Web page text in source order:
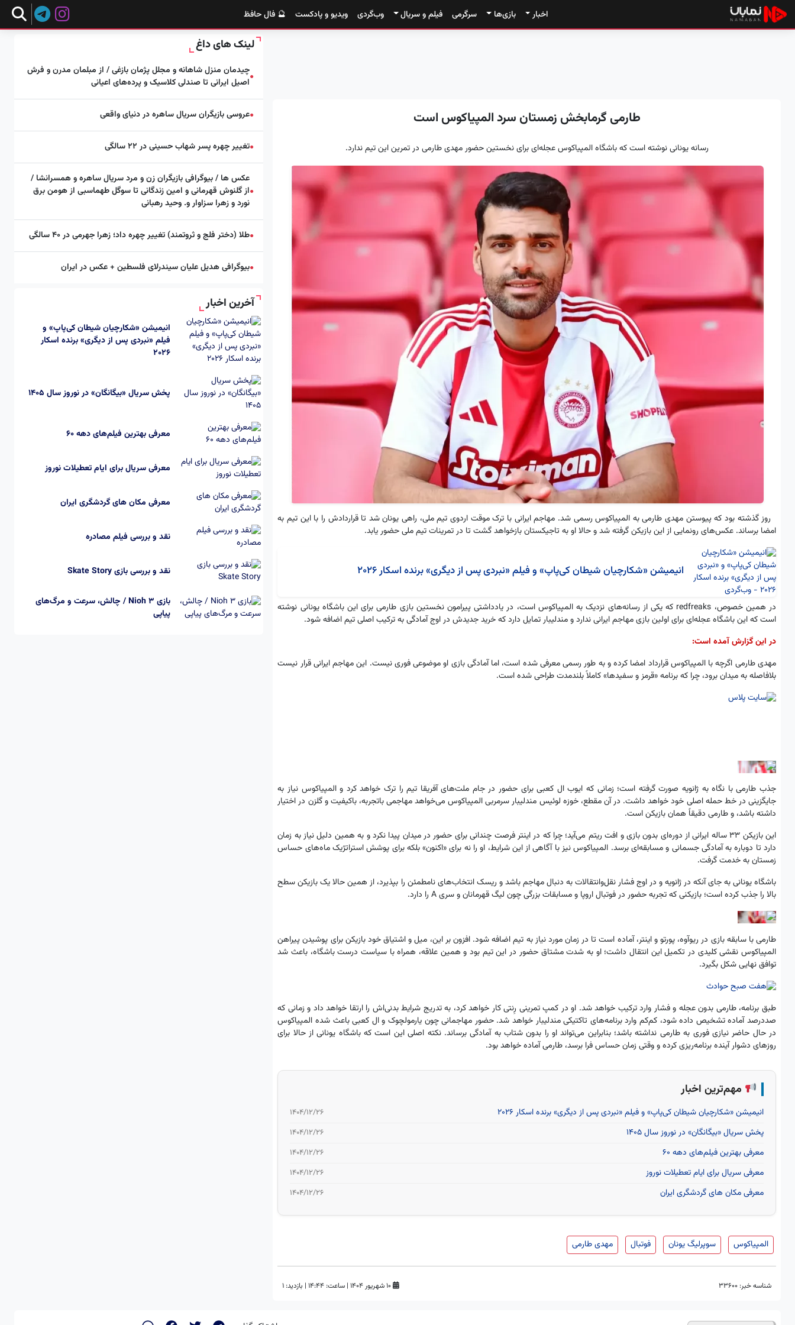
اخبار بازی‌ها سرگرمی فیلم و سریال وب‌گردی ویدیو و پادکست 🔮 فال حافظ
طارمی گرمابخش زمستان سرد المپیاکوس است
رسانه یونانی نوشته است که باشگاه المپیاکوس عجله‌ای برای نخستین حضور مهدی طارمی در تمرین این تیم ندارد.
روز گذشته بود که پیوستن مهدی طارمی به المپیاکوس رسمی شد. مهاجم ایرانی با ترک موقت اردوی تیم ملی، راهی یونان شد تا قراردادش را با این تیم به
امضا برساند. عکس‌های رونمایی از این بازیکن گرفته شد و حالا او به تاجیکستان بازخواهد گشت تا در تمرینات تیم ملی حضور یابد.
انیمیشن «شکارچیان شیطان کی‌پاپ» و فیلم «نبردی پس از دیگری» برنده اسکار 2026
در همین خصوص، redfreaks که یکی از رسانه‌های نزدیک به المپیاکوس است، در یادداشتی پیرامون نخستین بازی طارمی برای این باشگاه یونانی نوشته
است که این باشگاه عجله‌ای برای اولین بازی مهاجم ایرانی ندارد و مندلیبار تمایل دارد که خرید جدیدش در اوج آمادگی به ترکیب اصلی تیم اضافه شود.
در این گزارش آمده است:
مهدی طارمی اگرچه با المپیاکوس قرارداد امضا کرده و به طور رسمی معرفی شده است، اما آمادگی بازی او موضوعی فوری نیست. این مهاجم ایرانی قرار نیست
بلافاصله به میدان برود، چرا که برنامه «قرمز و سفیدها» کاملاً بلندمدت طراحی شده است.
جذب طارمی با نگاه به ژانویه صورت گرفته است؛ زمانی که ایوب ال کعبی برای حضور در جام ملت‌های آفریقا تیم را ترک خواهد کرد و المپیاکوس نیاز به
جایگزینی در خط حمله اصلی خود خواهد داشت. در آن مقطع، خوزه لوئیس مندلیبار سرمربی المپیاکوس می‌خواهد مهاجمی باتجربه، باکیفیت و گلزن در اختیار
داشته باشد، و طارمی دقیقاً همان بازیکن است.
این بازیکن ۳۳ ساله ایرانی از دوره‌ای بدون بازی و افت ریتم می‌آید؛ چرا که در اینتر فرصت چندانی برای حضور در میدان پیدا نکرد و به همین دلیل نیاز به زمان
دارد تا دوباره به آمادگی جسمانی و مسابقه‌ای برسد. المپیاکوس نیز با آگاهی از این شرایط، او را نه برای «اکنون» بلکه برای پوشش استراتژیک ماه‌های حساس
زمستان به خدمت گرفت.
باشگاه یونانی به جای آنکه در ژانویه و در اوج فشار نقل‌وانتقالات به دنبال مهاجم باشد و ریسک انتخاب‌های نامطمئن را بپذیرد، از همین حالا یک بازیکن سطح
بالا را جذب کرده است؛ بازیکنی که تجربه حضور در فوتبال اروپا و مسابقات بزرگی چون لیگ قهرمانان و سری A را دارد.
طارمی با سابقه بازی در ریوآوه، پورتو و اینتر، آماده است تا در زمان مورد نیاز به تیم اضافه شود. افزون بر این، میل و اشتیاق خود بازیکن برای پوشیدن پیراهن
المپیاکوس نقشی کلیدی در تکمیل این انتقال داشت؛ او به شدت مشتاق حضور در این تیم بود و همین علاقه، همراه با سیاست درست باشگاه، باعث شد
توافق نهایی شکل بگیرد.
طبق برنامه، طارمی بدون عجله و فشار وارد ترکیب خواهد شد. او در کمپ تمرینی رِنتی کار خواهد کرد، به تدریج شرایط بدنی‌اش را ارتقا خواهد داد و زمانی که
صددرصد آماده تشخیص داده شود، کم‌کم وارد برنامه‌های تاکتیکی مندلیبار خواهد شد. حضور مهاجمانی چون یارمولچوک و ال کعبی باعث شده المپیاکوس
در حال حاضر نیازی فوری به طارمی نداشته باشد؛ بنابراین می‌تواند او را بدون شتاب به آمادگی برساند. نکته اصلی این است که باشگاه یونانی از حالا برای
روزهای دشوار آینده برنامه‌ریزی کرده و وقتی زمان حساس فرا برسد، طارمی آماده خواهد بود.
مهم‌ترین اخبار
انیمیشن «شکارچیان شیطان کی‌پاپ» و فیلم «نبردی پس از دیگری» برنده اسکار 2026 ۱۴۰۴/۱۲/۲۶
پخش سریال «بیگانگان» در نوروز سال ۱۴۰۵ ۱۴۰۴/۱۲/۲۶
معرفی بهترین فیلم‌های دهه ۶۰ ۱۴۰۴/۱۲/۲۶
معرفی سریال برای ایام تعطیلات نوروز ۱۴۰۴/۱۲/۲۶
معرفی مکان های گردشگری ایران ۱۴۰۴/۱۲/۲۶
المپیاکوس سوپرلیگ یونان فوتبال مهدی طارمی
شناسه خبر: ۱۰ شهریور ۱۴۰۴ | ساعت: ۱۴:۴۴ | بازدید: 1
لینک های داغ
●چیدمان منزل شاهانه و مجلل پژمان بازغی / از مبلمان مدرن و فرش
اصیل ایرانی تا صندلی کلاسیک و پرده‌های اعیانی
●عروسی بازیگران سریال ساهره در دنیای واقعی
●تغییر چهره پسر شهاب حسینی در ۲۲ سالگی
●
عکس ها / بیوگرافی بازیگران زن و مرد سریال ساهره و همسرانشا /
از گلنوش قهرمانی و امین زندگانی تا سوگل طهماسبی از هومن برق
نورد و زهرا سزاوار و. وحید رهبانی
●طلا (دختر فلج و ثروتمند) تغییر چهره داد؛ زهرا جهرمی در ۴۰ سالگی
●بیوگرافی هدیل علیان سیندرلای فلسطین + عکس در ایران
آخرین اخبار
انیمیشن «شکارچیان شیطان کی‌پاپ» و
فیلم «نبردی پس از دیگری» برنده اسکار
2026
پخش سریال «بیگانگان» در نوروز سال ۱۴۰۵
معرفی بهترین فیلم‌های دهه ۶۰
معرفی سریال برای ایام تعطیلات نوروز
معرفی مکان های گردشگری ایران
نقد و بررسی فیلم مصادره
نقد و بررسی بازی Skate Story
بازی Nioh 3 / چالش، سرعت و مرگ‌های
پیاپی